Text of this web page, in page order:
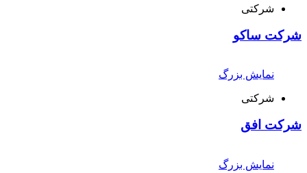
شرکتی
شرکت ساکو
نمایش بزرگ
شرکتی
شرکت افق
نمایش بزرگ